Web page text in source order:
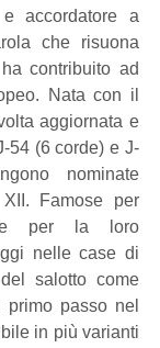
accordatore a
che risuona
contribuito ad
Nata con il
aggiornata e
54 (6 corde) e J-
nominate
Famose per
e per la loro
nelle case di
salotto come
passo nel
in più varianti